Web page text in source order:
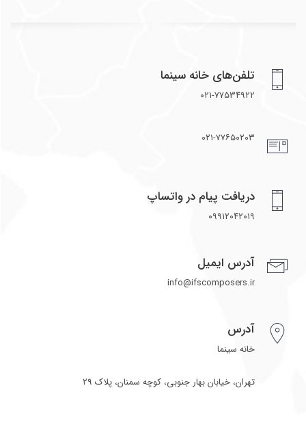
تلفن‌های خانه سینما
۰۲۱-۷۷۵۳۴۹۲۲
۰۲۱-۷۷۶۵۰۲۰۳
دریافت پیام در واتساپ
۰۹۹۱۲۰۴۲۰۱۹
آدرس ایمیل
info@ifscomposers.ir
آدرس
خانه سینما
تهران، خیابان بهار جنوبی، کوچه سمنان، پلاک ۲۹